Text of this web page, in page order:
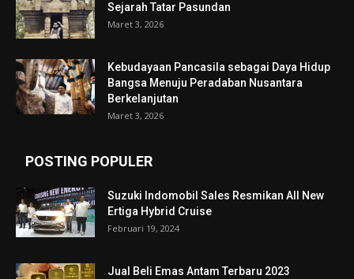
Sejarah Tatar Pasundan
Maret 3, 2026
Kebudayaan Pancasila sebagai Daya Hidup
Bangsa Menuju Peradaban Nusantara
Berkelanjutan
Maret 3, 2026
POSTING POPULER
Suzuki Indomobil Sales Resmikan All New
Ertiga Hybrid Cruise
Februari 19, 2024
Jual Beli Emas Antam Terbaru 2023